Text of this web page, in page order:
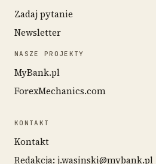
Zadaj pytanie
Newsletter
NASZE PROJEKTY
MyBank.pl
ForexMechanics.com
KONTAKT
Kontakt
Redakcja: j.wasinski@mybank.pl